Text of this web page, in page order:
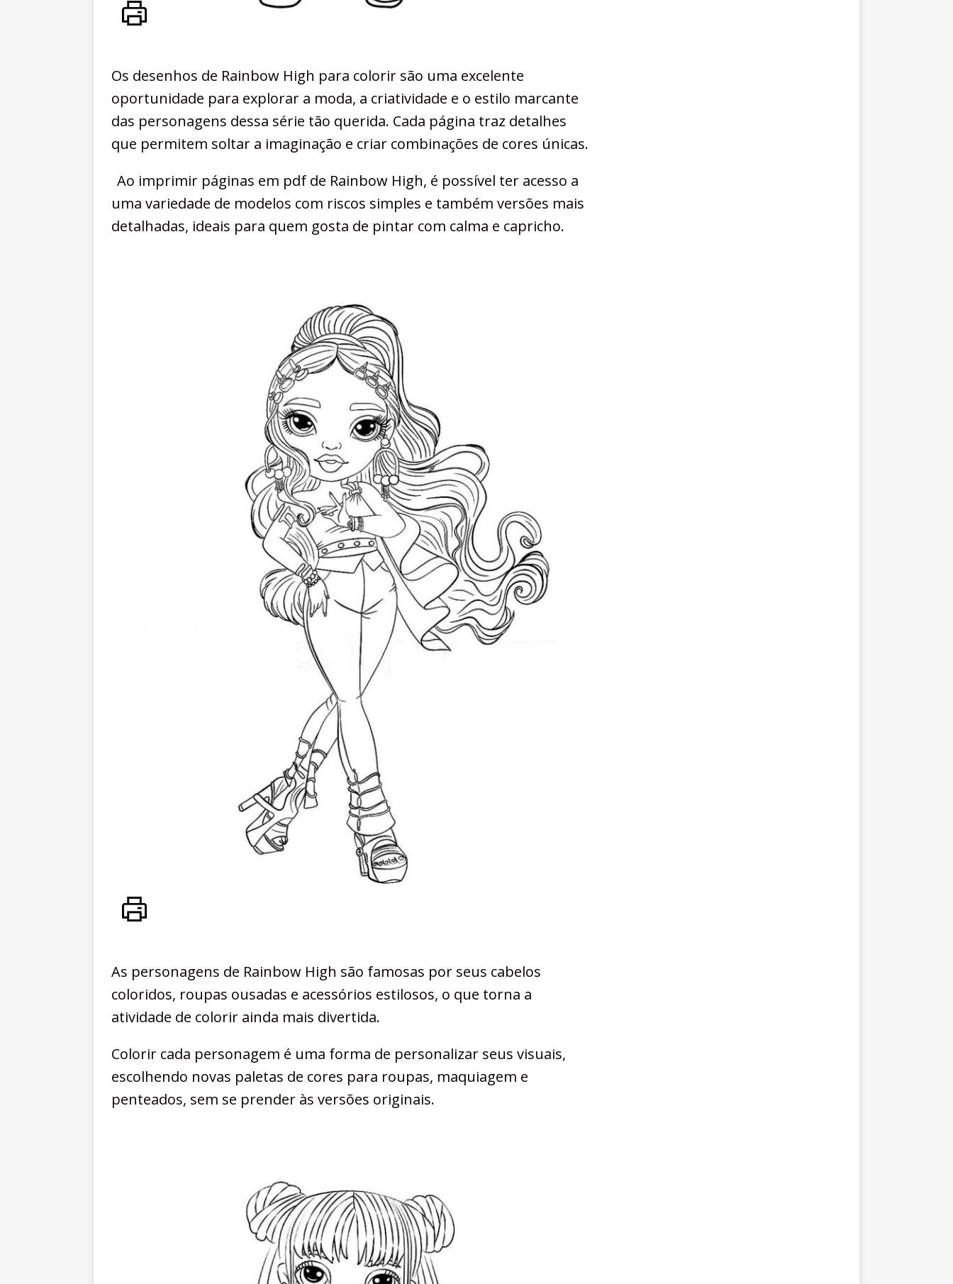
Os desenhos de Rainbow High para colorir são uma excelente
oportunidade para explorar a moda, a criatividade e o estilo marcante
das personagens dessa série tão querida. Cada página traz detalhes
que permitem soltar a imaginação e criar combinações de cores únicas.
Ao imprimir páginas em pdf de Rainbow High, é possível ter acesso a
uma variedade de modelos com riscos simples e também versões mais
detalhadas, ideais para quem gosta de pintar com calma e capricho.
As personagens de Rainbow High são famosas por seus cabelos
coloridos, roupas ousadas e acessórios estilosos, o que torna a
atividade de colorir ainda mais divertida.
Colorir cada personagem é uma forma de personalizar seus visuais,
escolhendo novas paletas de cores para roupas, maquiagem e
penteados, sem se prender às versões originais.